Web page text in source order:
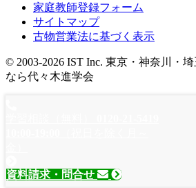
家庭教師登録フォーム
サイトマップ
古物営業法に基づく表示
© 2003-2026 IST Inc. 東京・神奈川・
なら代々木進学会
資料請求 ・問合せ